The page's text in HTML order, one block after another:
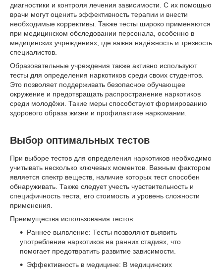
диагностики и контроля лечения зависимости. С их помощью
врачи могут оценить эффективность терапии и внести
необходимые коррективы. Также тесты широко применяются
при медицинском обследовании персонала, особенно в
медицинских учреждениях, где важна надёжность и трезвость
специалистов.
Образовательные учреждения также активно используют
тесты для определения наркотиков среди своих студентов.
Это позволяет поддерживать безопасное обучающее
окружение и предотвращать распространение наркотиков
среди молодёжи. Такие меры способствуют формированию
здорового образа жизни и профилактике наркомании.
Выбор оптимальных тестов
При выборе тестов для определения наркотиков необходимо
учитывать несколько ключевых моментов. Важным фактором
является спектр веществ, наличие которых тест способен
обнаруживать. Также следует учесть чувствительность и
специфичность теста, его стоимость и уровень сложности
применения.
Преимущества использования тестов:
Раннее выявление: Тесты позволяют выявить
употребление наркотиков на ранних стадиях, что
помогает предотвратить развитие зависимости.
Эффективность в медицине: В медицинских